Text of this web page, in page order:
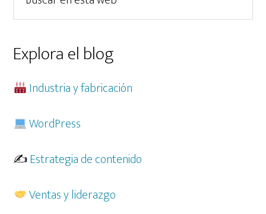
esta
web
Explora el blog
Industria y fabricación
WordPress
✍️Estrategia de contenido
Ventas y liderazgo